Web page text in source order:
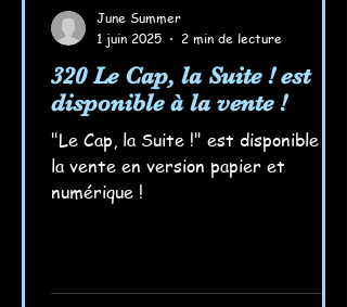
320 Le Cap, la Suite ! est
disponible à la vente !
"Le Cap, la Suite !" est disponible à
la vente en version papier et
numérique !
June Summer
1 juin 2025
2 min de lecture